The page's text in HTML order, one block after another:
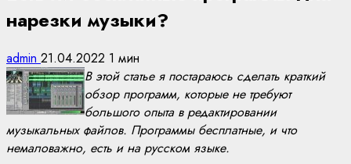
нарезки музыки?
admin 21.04.2022 1 мин
В этой статье я постараюсь сделать краткий
обзор программ, которые не требуют
большого опыта в редактировании
музыкальных файлов. Программы бесплатные, и что
немаловажно, есть и на русском языке.